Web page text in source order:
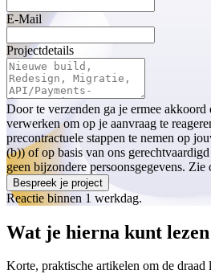
E-Mail
Projectdetails
Door te verzenden ga je ermee akkoord
verwerken om op je aanvraag te
precontractuele stappen te nemen op
(b)) of op basis van ons
geen bijzondere persoonsgegevens. Zie
Bespreek je project
Reactie binnen 1 werkdag.
Wat je hierna kunt lezen
Korte, praktische artikelen om de draad